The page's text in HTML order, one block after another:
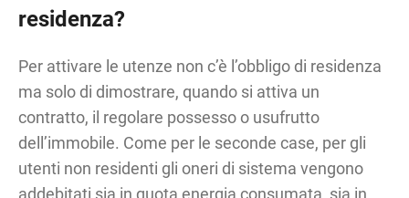
residenza?
Per attivare le utenze non c’è l’obbligo di residenza
ma solo di dimostrare, quando si attiva un
contratto, il regolare possesso o usufrutto
dell’immobile. Come per le seconde case, per gli
utenti non residenti gli oneri di sistema vengono
addebitati sia in quota energia consumata, sia in